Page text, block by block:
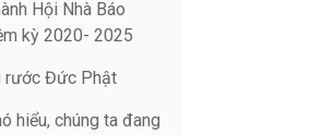
Hội Nhà Báo
kỳ 2020- 2025
rước Đức Phật
hiểu, chúng ta đang